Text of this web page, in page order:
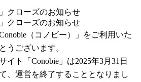
クローズのお知らせ
クローズのお知らせ
（コノビー）」をご利用いた
うございます。
イト「Conobie」は2025年3月31日
、運営を終了することとなりまし